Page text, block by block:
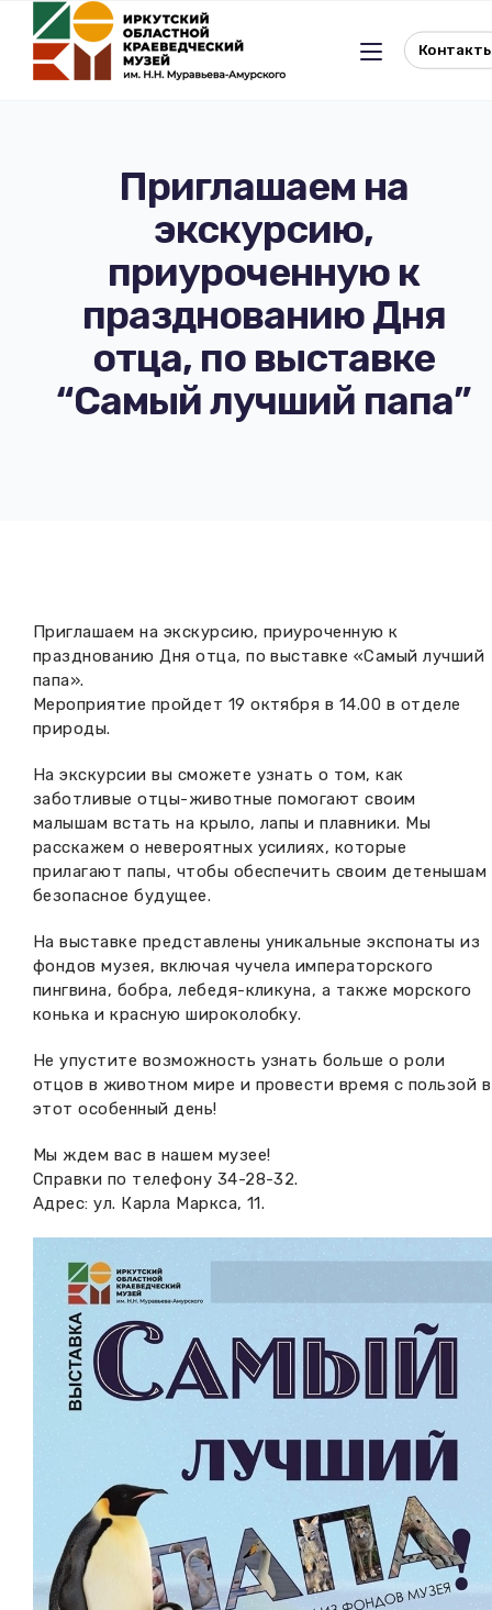
Льготное посещение музея
Реквизиты музея
Документы
Прейскурант
Фонды и коллекции
Дирекция
Отдел природы
Музейная студия
КПЦ им. свт. Иннокентия (Вениаминова)
Передвижные выставки
Приглашаем на
экскурсию,
приуроченную к
празднованию Дня
отца, по выставке
“Самый лучший папа”
Приглашаем на экскурсию, приуроченную к
празднованию Дня отца, по выставке «Самый лучший
папа».
Мероприятие пройдет 19 октября в 14.00 в отделе
природы.
На экскурсии вы сможете узнать о том, как
заботливые отцы-животные помогают своим
малышам встать на крыло, лапы и плавники. Мы
расскажем о невероятных усилиях, которые
прилагают папы, чтобы обеспечить своим детенышам
безопасное будущее.
На выставке представлены уникальные экспонаты из
фондов музея, включая чучела императорского
пингвина, бобра, лебедя-кликуна, а также морского
конька и красную широколобку.
Не упустите возможность узнать больше о роли
отцов в животном мире и провести время с пользой в
этот особенный день!
Мы ждем вас в нашем музее!
Справки по телефону 34-28-32.
Адрес: ул. Карла Маркса, 11.